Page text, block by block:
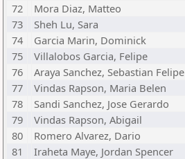
72
Mora Diaz, Matteo
73
Sheh Lu, Sara
74
Garcia Marin, Dominick
75
Villalobos Garcia, Felipe
76
Araya Sanchez, Sebastian Felipe
77
Vindas Rapson, Maria Belen
78
Sandi Sanchez, Jose Gerardo
79
Vindas Rapson, Abigail
80
Romero Alvarez, Dario
81
Iraheta Maye, Jordan Spencer